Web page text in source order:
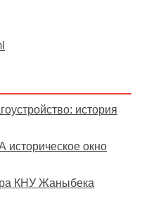
история
историческое окно
КНУ Жаныбека